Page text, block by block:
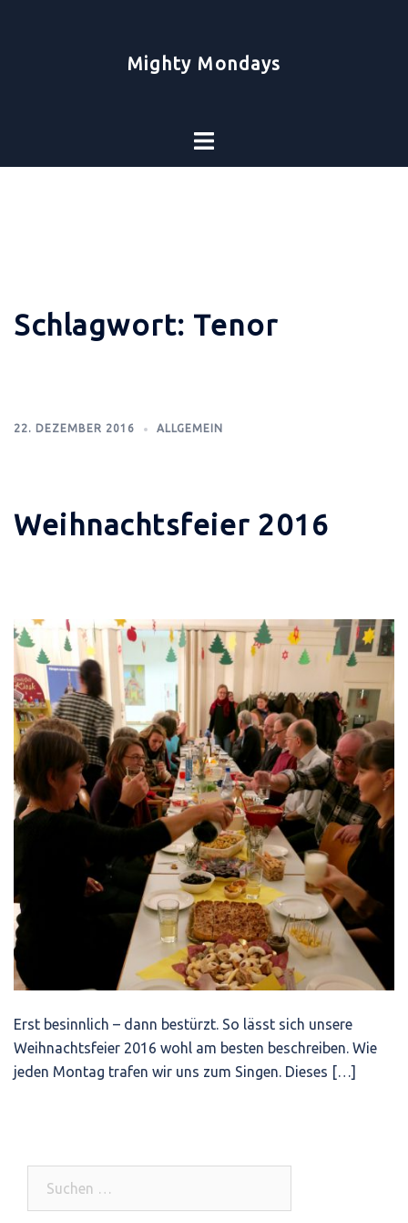
Mighty Mondays
Toggle
Schlagwort: Tenor
22. DEZEMBER 2016 ALLGEMEIN
Weihnachtsfeier 2016
Erst besinnlich – dann bestürzt. So lässt sich unsere
Weihnachtsfeier 2016 wohl am besten beschreiben. Wie
jeden Montag trafen wir uns zum Singen. Dieses […]